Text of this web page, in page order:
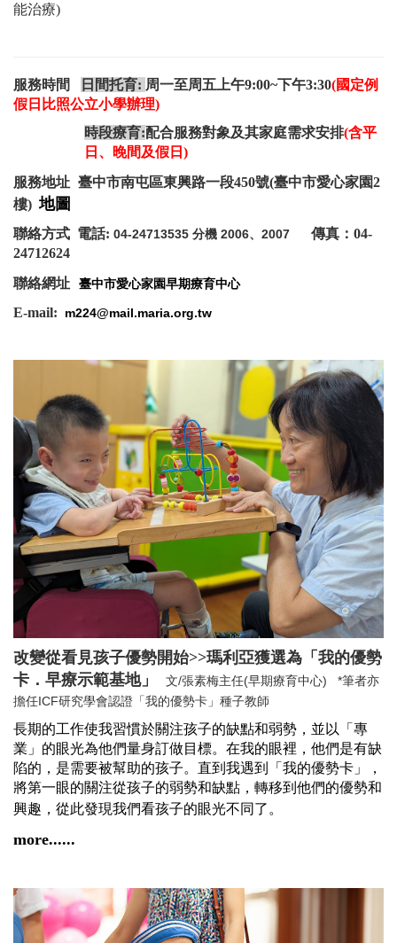
能治療)
服務時間 日間托育: 周一至周五上午9:00~下午3:30(國定例
假日比照公立小學辦理)
時段療育:配合服務對象及其家庭需求安排(含平
日、晚間及假日)
服務地址 臺中市南屯區東興路一段450號(臺中市愛心家園2
樓)地圖
聯絡方式 電話: 04-24713535 分機 2006、2007 傳真：04-
24712624
聯絡網址
臺中市愛心家園早期療育中心
E-mail: m224@mail.maria.org.tw
改變從看見孩子優勢開始>>瑪利亞獲選為「我的優勢
卡．早療示範基地」
文/張素梅主任(早期療育中心) *筆者亦
擔任ICF研究學會認證「我的優勢卡」種子教師
長期的工作使我習慣於關注孩子的缺點和弱勢，並以「專
業」的眼光為他們量身訂做目標。在我的眼裡，他們是有缺
陷的，是需要被幫助的孩子。直到我遇到「我的優勢卡」，
將第一眼的關注從孩子的弱勢和缺點，轉移到他們的優勢和
興趣，從此發現我們看孩子的眼光不同了。
more......